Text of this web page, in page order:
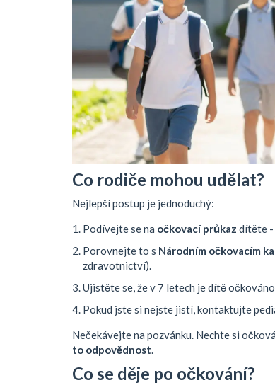
Co rodiče mohou udělat?
Nejlepší postup je jednoduchý:
Podívejte se na očkovací průkaz dítěte -
Porovnejte to s Národním očkovacím
zdravotnictví).
Ujistěte se, že v 7 letech je dítě
Pokud jste si nejste jistí, kontaktujte
Nečekávejte na pozvánku. Nechte si
to odpovědnost.
Co se děje po očkování?